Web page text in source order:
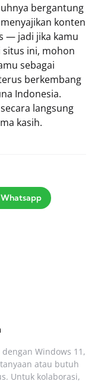
bergantung
konten
— jadi jika kamu
ini, mohon
sebagai
berkembang
Indonesia.
langsung
kasih.
Whatsapp
Windows 11,
atau butuh
Untuk kolaborasi,